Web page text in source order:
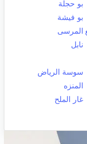
بو حجلة
بو فيشة
المرسى
نابل
سوسة الرياض
المنزه
غار الملح